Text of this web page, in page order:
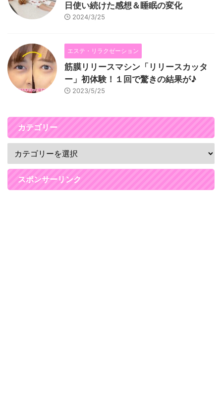
日使い続けた感想＆睡眠の変化
2024/3/25
エステ・リラクゼーション
筋膜リリースマシン「リリースカッタ
ー」初体験！１回で驚きの結果が♪
2023/5/25
カテゴリー
スポンサーリンク